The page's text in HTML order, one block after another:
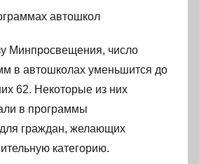
автошкол
Минпросвещения, число
в автошколах уменьшится до
62. Некоторые из них
в программы
для граждан, желающих
категорию.